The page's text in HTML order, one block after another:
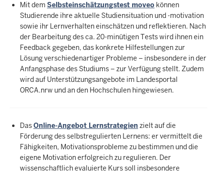
Mit dem Selbsteinschätzungstest moveo können
Studierende ihre aktuelle Studiensituation und -motivation
sowie ihr Lernverhalten einschätzen und reflektieren. Nach
der Bearbeitung des ca. 20-minütigen Tests wird ihnen ein
Feedback gegeben, das konkrete Hilfestellungen zur
Lösung verschiedenartiger Probleme – insbesondere in der
Anfangsphase des Studiums – zur Verfügung stellt. Zudem
wird auf Unterstützungsangebote im Landesportal
ORCA.nrw und an den Hochschulen hingewiesen.
DasOnline-Angebot Lernstrategien zielt auf die
Förderung des selbstregulierten Lernens: er vermittelt die
Fähigkeiten, Motivationsprobleme zu bestimmen und die
eigene Motivation erfolgreich zu regulieren. Der
wissenschaftlich evaluierte Kurs soll insbesondere